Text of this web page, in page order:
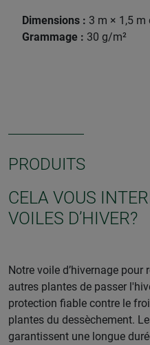
Dimensions : 3 m × 1,5 m
Grammage : 30 g/m²
PRODUITS
CELA VOUS
VOILES D’HIVER?
Notre voile d’hivernage
autres plantes de passer
protection fiable contre le
plantes du dessèchement.
garantissent une longue